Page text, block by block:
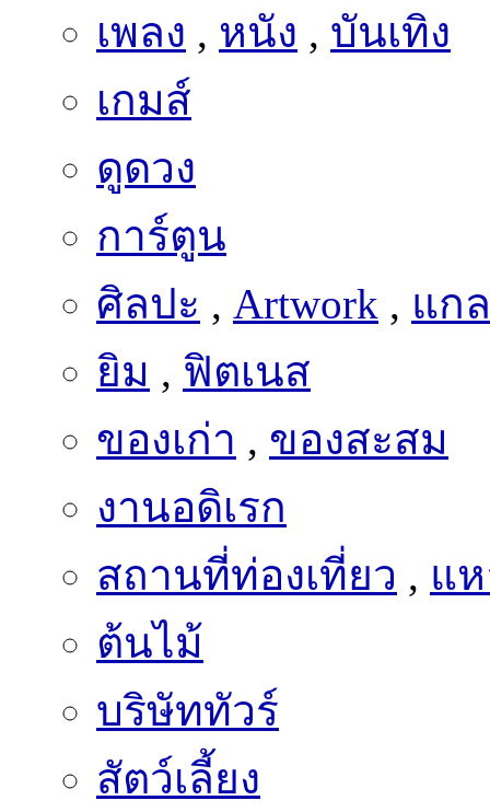
เพลง , หนัง , บันเทิง
เกมส์
ดูดวง
การ์ตูน
ศิลปะ , Artwork , แก
ยิม , ฟิตเนส
ของเก่า , ของสะสม
งานอดิเรก
สถานที่ท่องเที่ยว , แ
ต้นไม้
บริษัททัวร์
สัตว์เลี้ยง